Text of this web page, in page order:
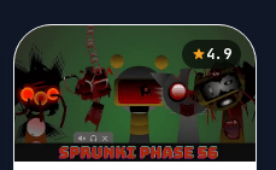
4.9